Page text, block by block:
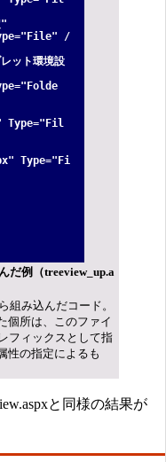
"
/
ット環境設
Type="Fil
Type="Fi
だ例（treeview_up.a
組み込んだコード。
個所は、このファイ
フィックスとして指
性の指定によるも
と同様の結果が